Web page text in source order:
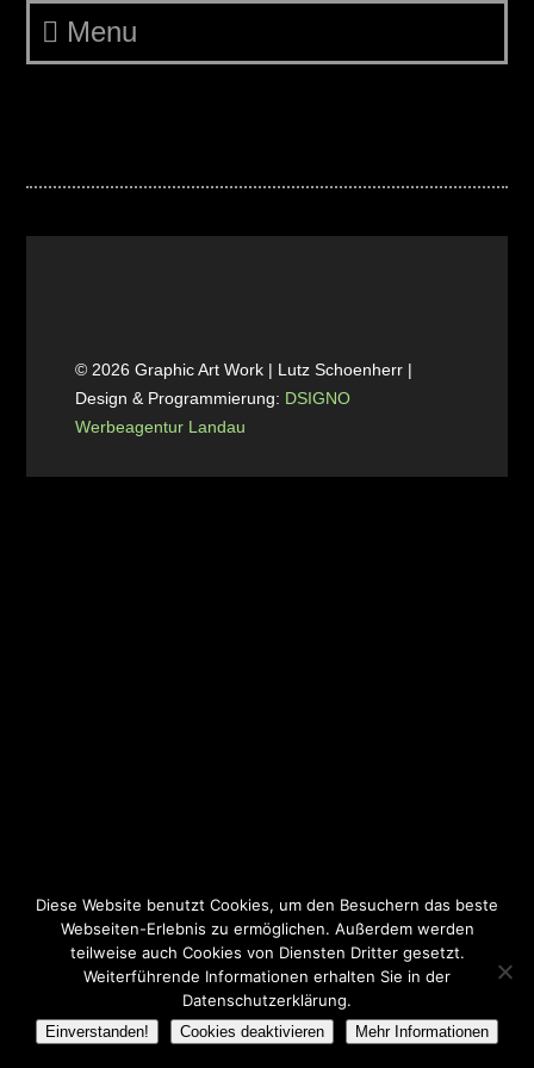
Menu
© 2026 Graphic Art Work | Lutz Schoenherr |
Design & Programmierung: DSIGNO
Werbeagentur Landau
Diese Website benutzt Cookies, um den Besuchern das beste
Webseiten-Erlebnis zu ermöglichen. Außerdem werden
teilweise auch Cookies von Diensten Dritter gesetzt.
Weiterführende Informationen erhalten Sie in der
Datenschutzerklärung.
Einverstanden! Cookies deaktivieren Mehr Informationen